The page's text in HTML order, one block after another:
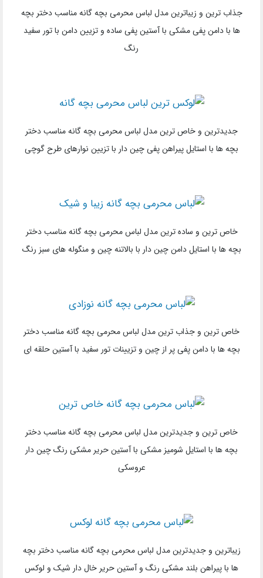
جذاب ترین و زیباترین مدل لباس محرمی بچه گانه مناسب دختر بچه
ها با دامن پفی مشکی با آستین پفی ساده و تزیین دامن با تور سفید
رنگ
جدیدترین و خاص ترین مدل لباس محرمی بچه گانه مناسب دختر
بچه ها با استایل پیراهن پفی چین دار با تزیین نوارهای طرح گوچی
خاص ترین و ساده ترین مدل لباس محرمی بچه گانه مناسب دختر
بچه ها با استایل دامن چین دار با بالاتنه چین و منگوله های سبز رنگ
خاص ترین و جذاب ترین مدل لباس محرمی بچه گانه مناسب دختر
بچه ها با دامن پفی پر از چین و تزیینات تور سفید با آستین حلقه ای
خاص ترین و جدیدترین مدل لباس محرمی بچه گانه مناسب دختر
بچه ها با استایل شومیز مشکی با آستین حریر مشکی رنگ چین دار
عروسکی
زیباترین و جدیدترین مدل لباس محرمی بچه گانه مناسب دختر بچه
ها با پیراهن بلند مشکی رنگ و آستین حریر خال دار شیک و لوکس